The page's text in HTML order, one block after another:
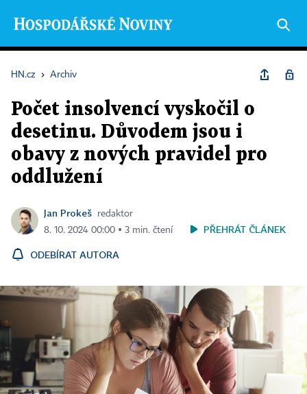
HN.cz › Archiv
Počet insolvencí vyskočil o
desetinu. Důvodem jsou i
obavy z nových pravidel pro
oddlužení
Jan Prokeš
redaktor
8. 10. 2024 00:00 ▪ 3 min. čtení
PŘEHRÁT ČLÁNEK
ODEBÍRAT AUTORA